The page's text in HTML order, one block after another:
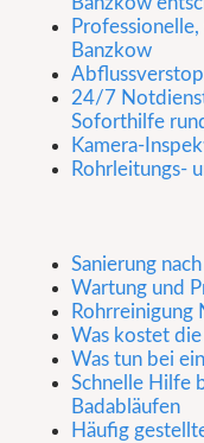
Banzkow
24/7
Soforthilfe
Kamera-
Rohrleitungs-
Sanierung
Wartung und
Rohrreinigung
Was kostet
Was tun bei
Schnelle Hilfe
Badabläufen
Häufig